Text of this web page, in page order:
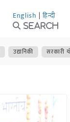
English | हिन्दी
Search
उद्यानिकी सरकारी